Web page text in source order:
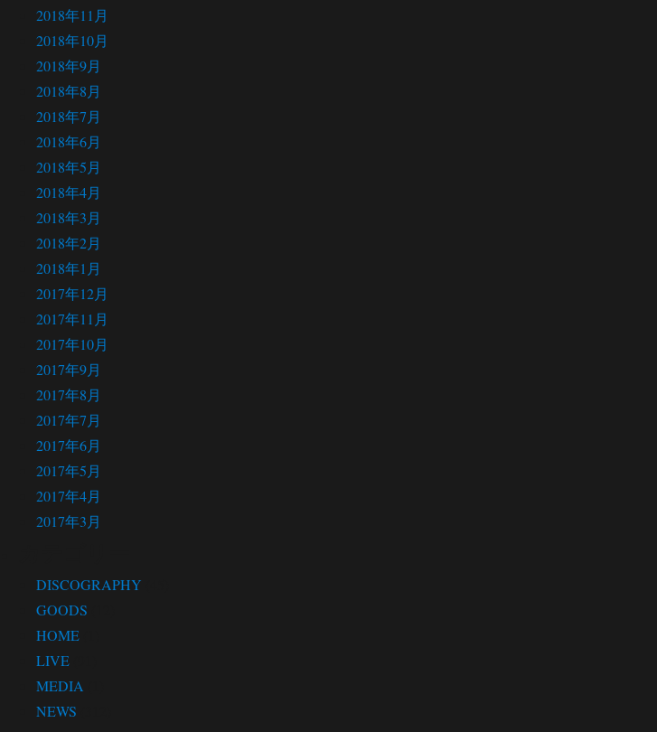
2018年11月
2018年10月
2018年9月
2018年8月
2018年7月
2018年6月
2018年5月
2018年4月
2018年3月
2018年2月
2018年1月
2017年12月
2017年11月
2017年10月
2017年9月
2017年8月
2017年7月
2017年6月
2017年5月
2017年4月
2017年3月
DISCOGRAPHY
GOODS
HOME
LIVE
MEDIA
NEWS